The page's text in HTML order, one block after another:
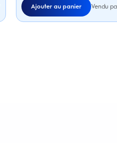
Ajouter au panier Vendu